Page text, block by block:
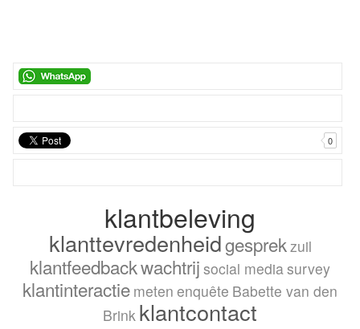
0
klantbeleving
klanttevredenheidgesprekzuil
klantfeedbackwachtrij social mediasurvey
klantinteractie meten enquête Babette van den
Brink klantcontact